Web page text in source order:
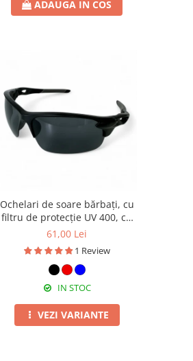
ADAUGA IN COS
Ochelari de soare bărbați, cu
filtru de protecție UV 400, cu
toc cadou, OSB56
61,00 Lei
1 Review
IN STOC
VEZI VARIANTE